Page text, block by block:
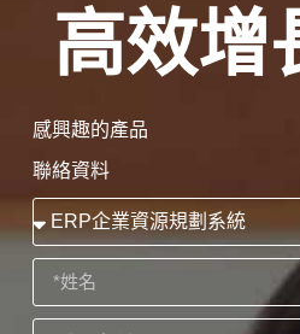
高效增
感興趣的產品
聯絡資料